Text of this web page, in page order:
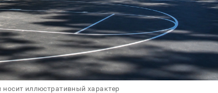
иллюстративный характер